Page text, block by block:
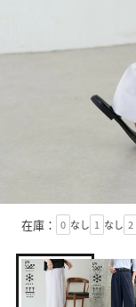
在庫： 0 なし 1 なし 2